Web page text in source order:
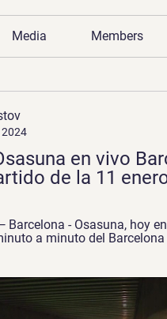
Media Members
en vivo
de la 11
Barcelona - Osasuna, hoy
a minuto del